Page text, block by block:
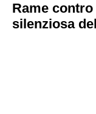
Rame
silenziosa